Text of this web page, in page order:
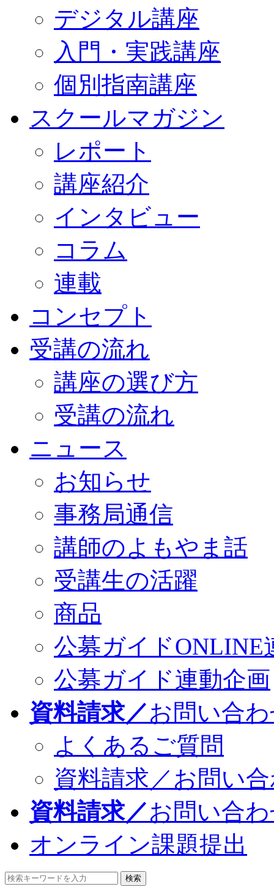
デジタル講座
入門・実践講座
個別指南講座
スクールマガジン
レポート
講座紹介
インタビュー
コラム
連載
コンセプト
受講の流れ
講座の選び方
受講の流れ
ニュース
お知らせ
事務局通信
講師のよもやま話
受講生の活躍
商品
公募ガイドONLINE
公募ガイド連動企画
資料請求／お問い合
よくあるご質問
資料請求／お問い
資料請求／お問い合
オンライン課題提出
検索